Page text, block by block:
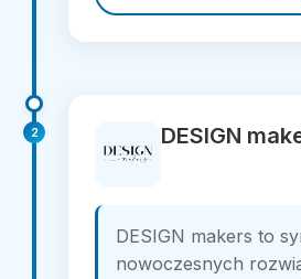
2 DESIGN
DESIGN makers to
nowoczesnych